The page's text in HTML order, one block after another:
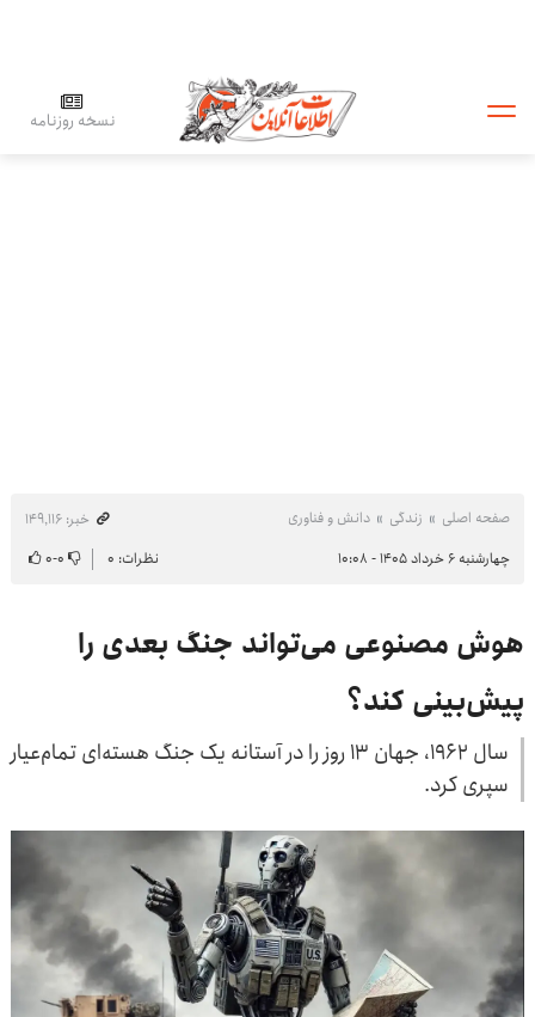
نسخه روزنامه
صفحه اصلی زندگی دانش و فناوری
خبر: ۱۴۹٬۱۱۶
چهارشنبه ۶ خرداد ۱۴۰۵ - ۱۰:۰۸
نظرات: ۰ ۰-۰
هوش مصنوعی می‌تواند جنگ بعدی را
پیش‌بینی کند؟
سال ۱۹۶۲، جهان ۱۳ روز را در آستانه یک جنگ هسته‌ای تمام‌عیار
سپری کرد.